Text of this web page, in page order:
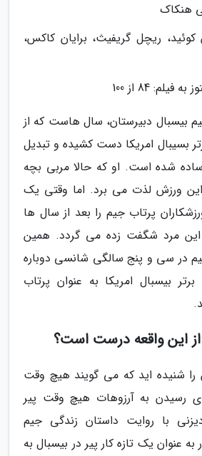
هنکاک
کوئید، ریچل گریفیث، برایان کاکس،
84 از 100
بیسبال دبیرستان، سال هاست که از
بسیبال امریکا دست کشیده و تبدیل
شده است. او که حالا مربی بچه
ورزش لذت می برد. اما وقتی یک
پرتاب جیم را بعد از سال ها
مرد شگفت زده می گردد. همین
در سی و پنج سالگی شانسی دوباره
بیسبال امریکا به عنوان پرتاب
از این واقعه درست است؟
را شنیده اید که می گویند هیچ وقت
رسیدن به آرزوهات هیچ وقت پیر
با روایت داستان زندگی جیم
عنوان یک تازه کار پیر در بیسبال به